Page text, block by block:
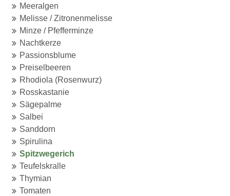
Meeralgen
Melisse / Zitronenmelisse
Minze / Pfefferminze
Nachtkerze
Passionsblume
Preiselbeeren
Rhodiola (Rosenwurz)
Rosskastanie
Sägepalme
Salbei
Sanddorn
Spirulina
Spitzwegerich
Teufelskralle
Thymian
Tomaten